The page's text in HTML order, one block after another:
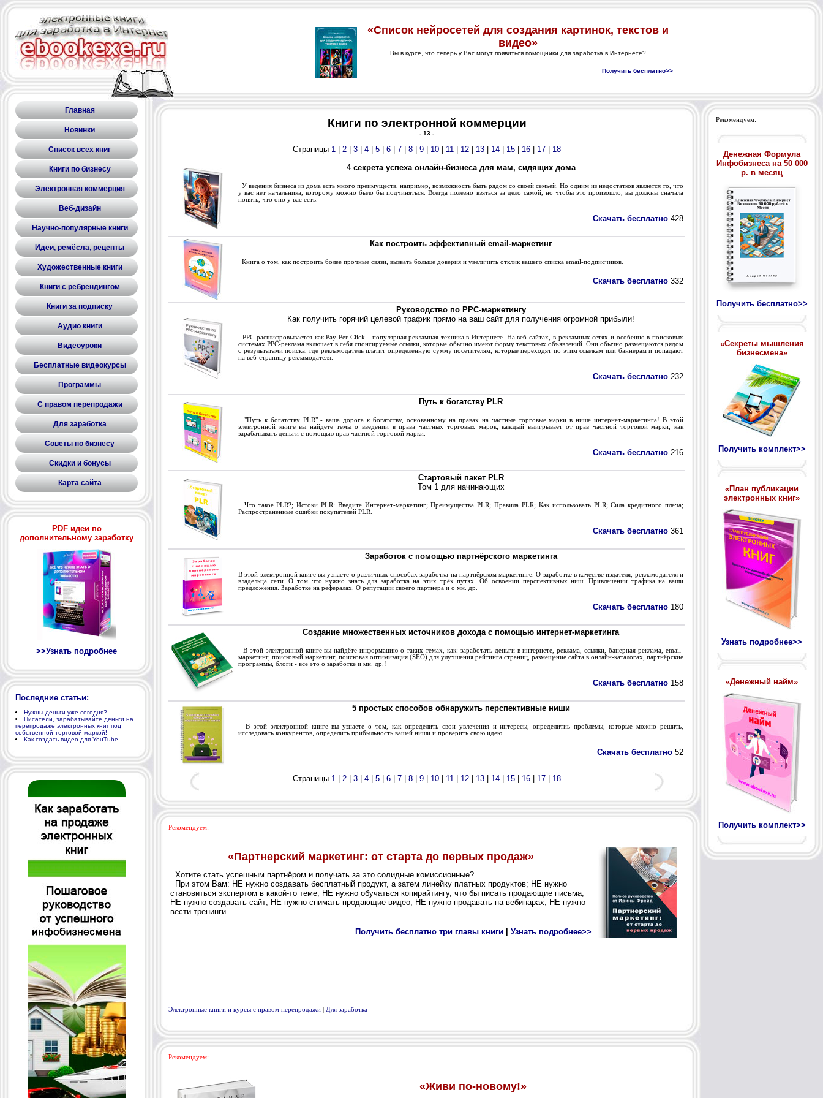
Главная
Новинки
Список всех книг
Книги по бизнесу
Электронная коммерция
Веб-дизайн
Научно-популярные книги
Идеи, ремёсла, рецепты
Художественные книги
Книги с ребрендингом
Книги за подписку
Аудио книги
Видеоуроки
Бесплатные видеокурсы
Программы
С правом перепродажи
Для заработка
Советы по бизнесу
Скидки и бонусы
Карта сайта
PDF идеи по
дополнительному заработку
>>Узнать подробнее
Последние статьи:
Нужны деньги уже сегодня?
Писатели, зарабатывайте деньги на
перепродаже электронных книг под
собственной торговой маркой!
Как создать видео для YouTube
Книги по электронной коммерции
- 13 -
Страницы 1 | 2 | 3 | 4 | 5 | 6 | 7 | 8 | 9 | 10 | 11 | 12 | 13 | 14 | 15 | 16 | 17 | 18
4 секрета успеха онлайн-бизнеса для мам, сидящих дома
У ведения бизнеса из дома есть много преимуществ, например, возможность быть рядом со своей семьей. Но одним из недостатков является то, что
у вас нет начальника, которому можно было бы подчиняться. Всегда полезно взяться за дело cамой, но чтобы это произошло, вы должны сначала
понять, что оно у вас есть.
Скачать бесплатно 428
Как построить эффективный email-маркетинг
Книга о том, как построить более прочные связи, вызвать больше доверия и увеличить отклик вашего списка email-подписчиков.
Скачать бесплатно 332
Руководство по PPC-маркетингу
Как получить горячий целевой трафик прямо на ваш сайт для получения огромной прибыли!
PPC расшифровывается как Pay-Per-Click - популярная рекламная техника в Интернете. На веб-сайтах, в рекламных сетях и особенно в поисковых
системах PPC-реклама включает в себя спонсируемые ссылки, которые обычно имеют форму текстовых объявлений. Они обычно размещаются рядом
с результатами поиска, где рекламодатель платит определенную сумму посетителям, которые переходят по этим ссылкам или баннерам и попадают
на веб-страницу рекламодателя.
Скачать бесплатно 232
Путь к богатству PLR
"Путь к богатству PLR" - ваша дорога к богатству, основанному на правах на частные торговые марки в нише интернет-маркетинга! В этой
электронной книге вы найдёте темы о введении в права частных торговых марок, каждый выигрывает от прав частной торговой марки, как
зарабатывать деньги с помощью прав частной торговой марки.
Скачать бесплатно 216
Стартовый пакет PLR
Том 1 для начинающих
Что такое PLR?; Истоки PLR: Введите Интернет-маркетинг; Преимущества PLR; Правила PLR; Как использовать PLR; Сила кредитного плеча;
Распространенные ошибки покупателей PLR.
Скачать бесплатно 361
Заработок с помощью партнёрского маркетинга
В этой электронной книге вы узнаете о различных способах заработка на партнёрском маркетинге. О заработке в качестве издателя, рекламодателя и
владельца сети. О том что нужно знать для заработка на этих трёх путях. Об освоении перспективных ниш. Привлечении трафика на ваши
предложения. Заработке на рефералах. О репутации своего партнёра и о мн. др.
Скачать бесплатно 180
Создание множественных источников дохода с помощью интернет-маркетинга
В этой электронной книге вы найдёте информацию о таких темах, как: заработать деньги в интернете, реклама, ссылки, банерная реклама, email-
маркетинг, поисковый маркетинг, поисковая оптимизация (SEO) для улучшения рейтинга страниц, размещение сайта в онлайн-каталогах, партнёрские
программы, блоги - всё это о заработке и мн. др.!
Скачать бесплатно 158
5 простых способов обнаружить перспективные ниши
В этой электронной книге вы узнаете о том, как определить свои увлечения и интересы, определитиь проблемы, которые можно решить,
исследовать конкурентов, определить прибыльность вашей ниши и проверить свою идею.
Скачать бесплатно 52
Страницы 1 | 2| 3| 4| 5| 6| 7| 8| 9| 10| 11 | 12| 13| 14| 15| 16| 17| 18
Рекомендуем:
Электронные книги и курсы с правом перепродажи Для заработка
Рекомендуем:
Рекомендуем:
Денежная Формула
Инфобизнеса на 50 000
р. в месяц
Получить бесплатно>>
«Секреты мышления
бизнесмена»
Получить комплект>>
«План публикации
электронных книг»
Узнать подробнее>>
«Денежный найм»
Получить комплект>>